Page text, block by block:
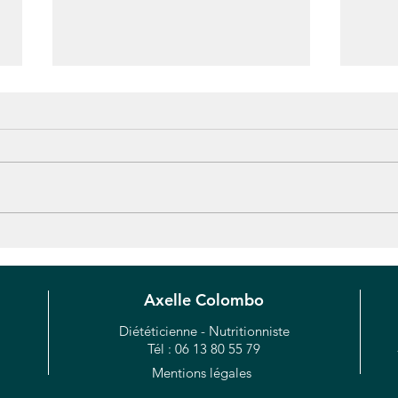
Axelle Colombo
Diététicienne - Nutritionniste
Tél : 06 13 80 55 79
Mentions légales